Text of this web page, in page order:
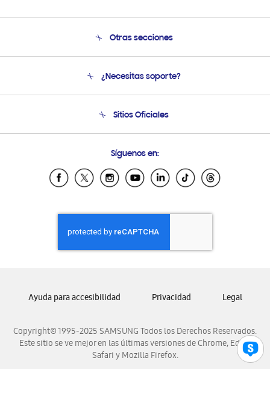
Otras secciones
Soporte
¿Necesitas soporte?
Soporte vía eMail
Sitios Oficiales
Samsung Ecuador
Samsung El Salvador
Samsung Honduras
Samsung Nicaragua
Samsung Panamá
Samsung Venezuela
Síguenos en:
Copyright© 1995-2025 SAMSUNG Todos los Derechos Reservados.
Este sitio se ve mejor en las últimas versiones de Chrome, Edge,
Safari y Mozilla Firefox.
Ayuda para accesibilidad Privacidad Legal